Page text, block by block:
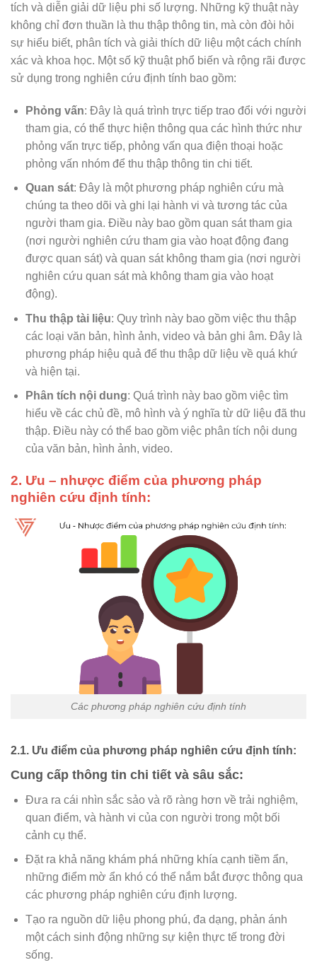
tích và diễn giải dữ liệu phi số lượng. Những kỹ thuật này
không chỉ đơn thuần là thu thập thông tin, mà còn đòi hỏi
sự hiểu biết, phân tích và giải thích dữ liệu một cách chính
xác và khoa học. Một số kỹ thuật phổ biến và rộng rãi được
sử dụng trong nghiên cứu định tính bao gồm:
Phỏng vấn: Đây là quá trình trực tiếp trao đổi với người
tham gia, có thể thực hiện thông qua các hình thức như
phỏng vấn trực tiếp, phỏng vấn qua điện thoại hoặc
phỏng vấn nhóm để thu thập thông tin chi tiết.
Quan sát: Đây là một phương pháp nghiên cứu mà
chúng ta theo dõi và ghi lại hành vi và tương tác của
người tham gia. Điều này bao gồm quan sát tham gia
(nơi người nghiên cứu tham gia vào hoạt động đang
được quan sát) và quan sát không tham gia (nơi người
nghiên cứu quan sát mà không tham gia vào hoạt
động).
Thu thập tài liệu: Quy trình này bao gồm việc thu thập
các loại văn bản, hình ảnh, video và bản ghi âm. Đây là
phương pháp hiệu quả để thu thập dữ liệu về quá khứ
và hiện tại.
Phân tích nội dung: Quá trình này bao gồm việc tìm
hiểu về các chủ đề, mô hình và ý nghĩa từ dữ liệu đã thu
thập. Điều này có thể bao gồm việc phân tích nội dung
của văn bản, hình ảnh, video.
2. Ưu – nhược điểm của phương pháp
nghiên cứu định tính:
Các phương pháp nghiên cứu định tính
2.1. Ưu điểm của phương pháp nghiên cứu định tính:
Cung cấp thông tin chi tiết và sâu sắc:
Đưa ra cái nhìn sắc sảo và rõ ràng hơn về trải nghiệm,
quan điểm, và hành vi của con người trong một bối
cảnh cụ thể.
Đặt ra khả năng khám phá những khía cạnh tiềm ẩn,
những điểm mờ ẩn khó có thể nắm bắt được thông qua
các phương pháp nghiên cứu định lượng.
Tạo ra nguồn dữ liệu phong phú, đa dạng, phản ánh
một cách sinh động những sự kiện thực tế trong đời
sống.